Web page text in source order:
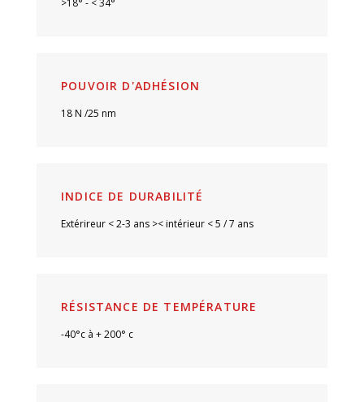
>18° - < 34°
POUVOIR D'ADHÉSION
18 N /25 nm
INDICE DE DURABILITÉ
Extérireur < 2-3 ans >< intérieur < 5 / 7 ans
RÉSISTANCE DE TEMPÉRATURE
-40°c à + 200° c